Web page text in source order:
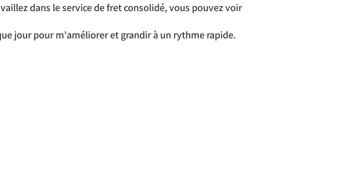
dans le service de fret consolidé, vous pouvez voir
jour pour m'améliorer et grandir à un rythme rapide.